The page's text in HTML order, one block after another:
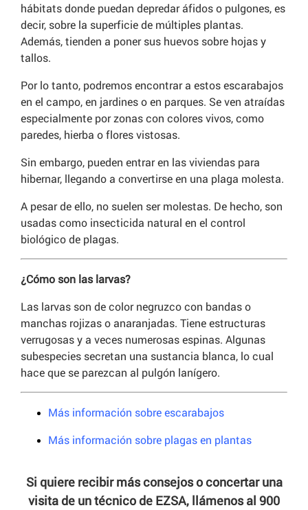
hábitats donde puedan depredar áfidos o pulgones, es
decir, sobre la superficie de múltiples plantas.
Además, tienden a poner sus huevos sobre hojas y
tallos.
Por lo tanto, podremos encontrar a estos escarabajos
en el campo, en jardines o en parques. Se ven atraídas
especialmente por zonas con colores vivos, como
paredes, hierba o flores vistosas.
Sin embargo, pueden entrar en las viviendas para
hibernar, llegando a convertirse en una plaga molesta.
A pesar de ello, no suelen ser molestas. De hecho, son
usadas como insecticida natural en el control
biológico de plagas.
¿Cómo son las larvas?
Las larvas son de color negruzco con bandas o
manchas rojizas o anaranjadas. Tiene estructuras
verrugosas y a veces numerosas espinas. Algunas
subespecies secretan una sustancia blanca, lo cual
hace que se parezcan al pulgón lanígero.
Más información sobre escarabajos
Más información sobre plagas en plantas
Si quiere recibir más consejos o concertar una
visita de un técnico de EZSA, llámenos al 900